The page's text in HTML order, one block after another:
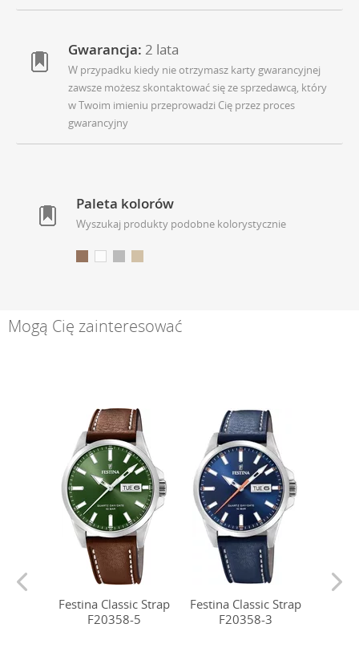
Gwarancja: 2 lata
W przypadku kiedy nie otrzymasz karty gwarancyjnej
zawsze możesz skontaktować się ze sprzedawcą, który
w Twoim imieniu przeprowadzi Cię przez proces
gwarancyjny
Paleta kolorów
Wyszukaj produkty podobne kolorystycznie
Mogą Cię zainteresować
Festina Classic Strap
F20358-5
Festina Classic Strap
F20358-3